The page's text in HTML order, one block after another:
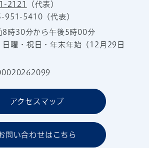
2121
（代表）
951-5410（代表）
8時30分から午後5時00分
日曜・祝日・年末年始（12月29日
アクセスマップ
問い合わせはこちら